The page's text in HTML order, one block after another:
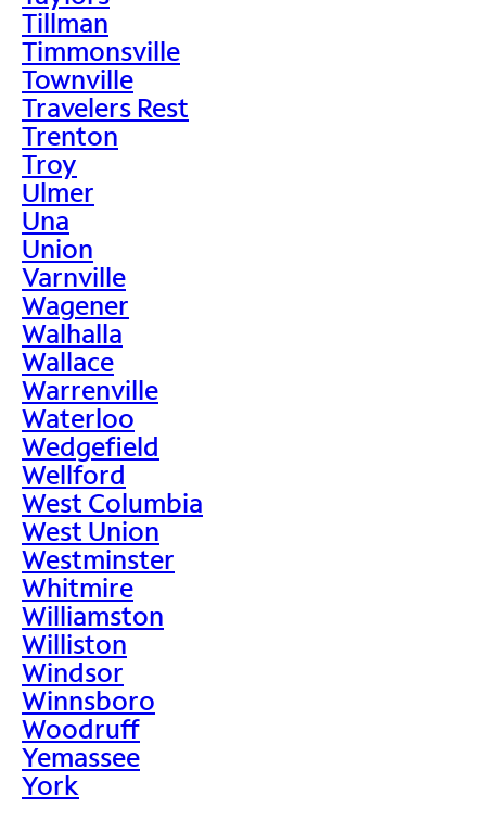
Tillman
Timmonsville
Townville
Travelers Rest
Trenton
Troy
Ulmer
Una
Union
Varnville
Wagener
Walhalla
Wallace
Warrenville
Waterloo
Wedgefield
Wellford
West Columbia
West Union
Westminster
Whitmire
Williamston
Williston
Windsor
Winnsboro
Woodruff
Yemassee
York